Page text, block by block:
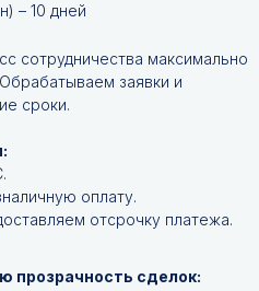
– 10 дней
сотрудничества максимально
заявки и
сроки.
оплату.
отсрочку платежа.
прозрачность сделок:
вашим